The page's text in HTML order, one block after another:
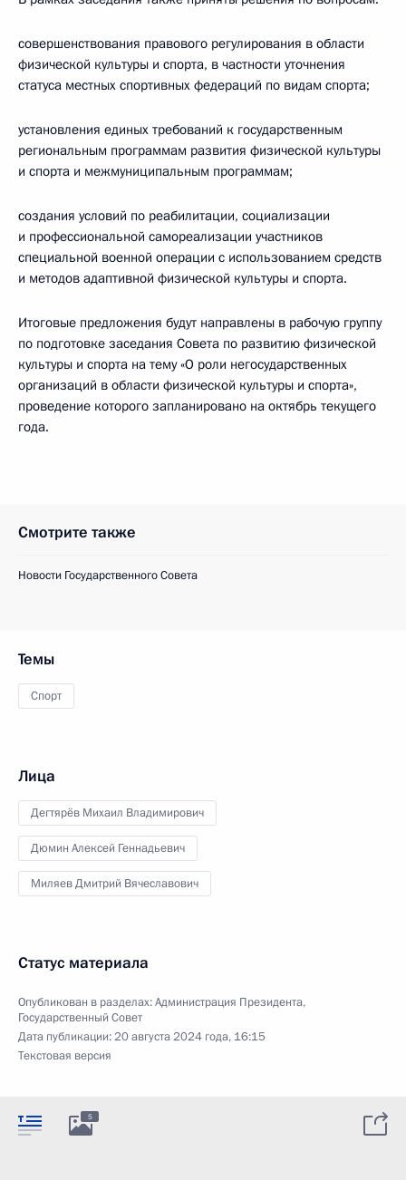
совершенствования правового регулирования в области
физической культуры и спорта, в частности уточнения
статуса местных спортивных федераций по видам спорта;
установления единых требований к государственным
региональным программам развития физической культуры
и спорта и межмуниципальным программам;
создания условий по реабилитации, социализации
и профессиональной самореализации участников
специальной военной операции с использованием средств
и методов адаптивной физической культуры и спорта.
Итоговые предложения будут направлены в рабочую группу
по подготовке заседания Совета по развитию физической
культуры и спорта на тему «О роли негосударственных
организаций в области физической культуры и спорта»,
проведение которого запланировано на октябрь текущего
года.
Смотрите также
Новости Государственного Совета
Темы
Спорт
Лица
Дегтярёв Михаил Владимирович
Дюмин Алексей Геннадьевич
Миляев Дмитрий Вячеславович
Статус материала
Опубликован в разделах:Администрация Президента,
Государственный Совет
Дата публикации:20 августа 2024 года, 16:15
Текстовая версия
5